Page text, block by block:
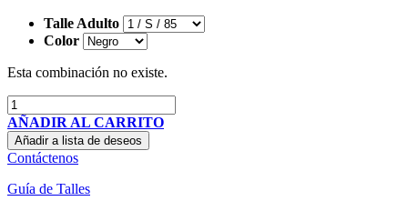
Talle Adulto
Color
Esta combinación no existe.
AÑADIR AL CARRITO
Añadir a lista de deseos
Contáctenos
Guía de Talles